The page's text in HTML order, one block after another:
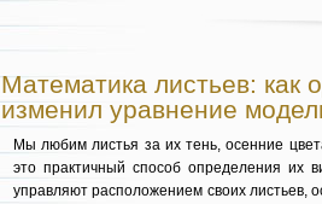
Математика листьев: как
изменил уравнение
Мы любим листья за их тень, осенние
это практичный способ определения их
управляют расположением своих листьев,